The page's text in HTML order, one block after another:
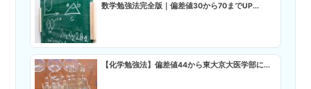
数学勉強法完全版｜偏差値30から70までUP...
【化学勉強法】偏差値44から東大京大医学部に...